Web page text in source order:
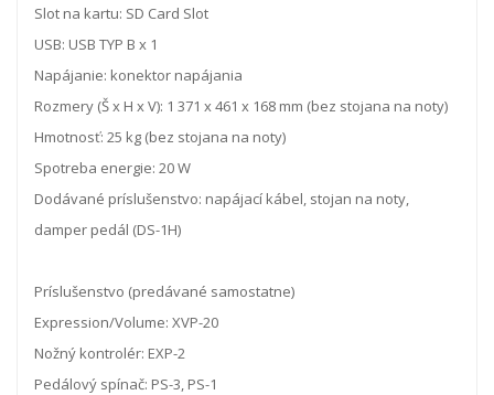
Slot na kartu: SD Card Slot
USB: USB TYP B x 1
Napájanie: konektor napájania
Rozmery (Š x H x V): 1 371 x 461 x 168 mm (bez stojana na noty)
Hmotnosť: 25 kg (bez stojana na noty)
Spotreba energie: 20 W
Dodávané príslušenstvo: napájací kábel, stojan na noty,
damper pedál (DS-1H)
Príslušenstvo (predávané samostatne)
Expression/Volume: XVP-20
Nožný kontrolér: EXP-2
Pedálový spínač: PS-3, PS-1